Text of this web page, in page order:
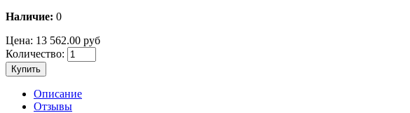
Наличие: 0
Цена: 13 562.00 руб
Количество:
Купить
Описание
Отзывы